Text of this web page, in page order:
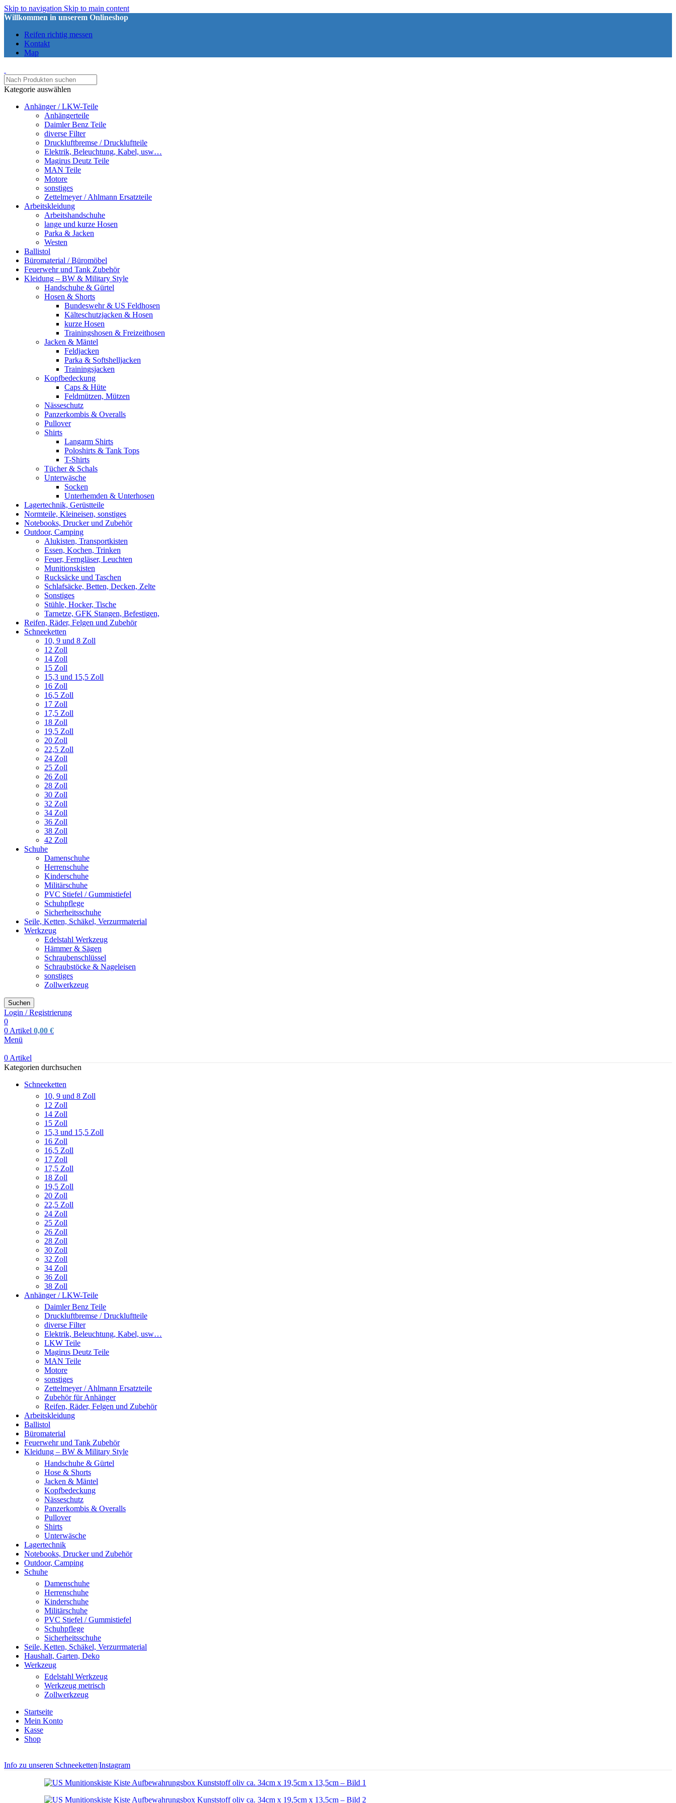
Skip to navigation Skip to main content
Willkommen in unserem Onlineshop
Reifen richtig messen
Kontakt
Map
Kategorie auswählen
Anhänger / LKW-Teile
Anhängerteile
Daimler Benz Teile
diverse Filter
Druckluftbremse / Druckluftteile
Elektrik, Beleuchtung, Kabel, usw…
Magirus Deutz Teile
MAN Teile
Motore
sonstiges
Zettelmeyer / Ahlmann Ersatzteile
Arbeitskleidung
Arbeitshandschuhe
lange und kurze Hosen
Parka & Jacken
Westen
Ballistol
Büromaterial / Büromöbel
Feuerwehr und Tank Zubehör
Kleidung – BW & Military Style
Handschuhe & Gürtel
Hosen & Shorts
Bundeswehr & US Feldhosen
Kälteschutzjacken & Hosen
kurze Hosen
Trainingshosen & Freizeithosen
Jacken & Mäntel
Feldjacken
Parka & Softshelljacken
Trainingsjacken
Kopfbedeckung
Caps & Hüte
Feldmützen, Mützen
Nässeschutz
Panzerkombis & Overalls
Pullover
Shirts
Langarm Shirts
Poloshirts & Tank Tops
T-Shirts
Tücher & Schals
Unterwäsche
Socken
Unterhemden & Unterhosen
Lagertechnik, Gerüstteile
Normteile, Kleineisen, sonstiges
Notebooks, Drucker und Zubehör
Outdoor, Camping
Alukisten, Transportkisten
Essen, Kochen, Trinken
Feuer, Ferngläser, Leuchten
Munitionskisten
Rucksäcke und Taschen
Schlafsäcke, Betten, Decken, Zelte
Sonstiges
Stühle, Hocker, Tische
Tarnetze, GFK Stangen, Befestigen,
Reifen, Räder, Felgen und Zubehör
Schneeketten
10, 9 und 8 Zoll
12 Zoll
14 Zoll
15 Zoll
15,3 und 15,5 Zoll
16 Zoll
16,5 Zoll
17 Zoll
17,5 Zoll
18 Zoll
19,5 Zoll
20 Zoll
22,5 Zoll
24 Zoll
25 Zoll
26 Zoll
28 Zoll
30 Zoll
32 Zoll
34 Zoll
36 Zoll
38 Zoll
42 Zoll
Schuhe
Damenschuhe
Herrenschuhe
Kinderschuhe
Militärschuhe
PVC Stiefel / Gummistiefel
Schuhpflege
Sicherheitsschuhe
Seile, Ketten, Schäkel, Verzurrmaterial
Werkzeug
Edelstahl Werkzeug
Hämmer & Sägen
Schraubenschlüssel
Schraubstöcke & Nageleisen
sonstiges
Zollwerkzeug
Suchen
Login / Registrierung
0
0 Artikel 0,00 €
Menü
0 Artikel
Kategorien durchsuchen
Schneeketten
10, 9 und 8 Zoll
12 Zoll
14 Zoll
15 Zoll
15,3 und 15,5 Zoll
16 Zoll
16,5 Zoll
17 Zoll
17,5 Zoll
18 Zoll
19,5 Zoll
20 Zoll
22,5 Zoll
24 Zoll
25 Zoll
26 Zoll
28 Zoll
30 Zoll
32 Zoll
34 Zoll
36 Zoll
38 Zoll
Anhänger / LKW-Teile
Daimler Benz Teile
Druckluftbremse / Druckluftteile
diverse Filter
Elektrik, Beleuchtung, Kabel, usw…
LKW Teile
Magirus Deutz Teile
MAN Teile
Motore
sonstiges
Zettelmeyer / Ahlmann Ersatzteile
Zubehör für Anhänger
Reifen, Räder, Felgen und Zubehör
Arbeitskleidung
Ballistol
Büromaterial
Feuerwehr und Tank Zubehör
Kleidung – BW & Military Style
Handschuhe & Gürtel
Hose & Shorts
Jacken & Mäntel
Kopfbedeckung
Nässeschutz
Panzerkombis & Overalls
Pullover
Shirts
Unterwäsche
Lagertechnik
Notebooks, Drucker und Zubehör
Outdoor, Camping
Schuhe
Damenschuhe
Herrenschuhe
Kinderschuhe
Militärschuhe
PVC Stiefel / Gummistiefel
Schuhpflege
Sicherheitsschuhe
Seile, Ketten, Schäkel, Verzurrmaterial
Haushalt, Garten, Deko
Werkzeug
Edelstahl Werkzeug
Werkzeug metrisch
Zollwerkzeug
Startseite
Mein Konto
Kasse
Shop
Info zu unseren Schneeketten|Instagram